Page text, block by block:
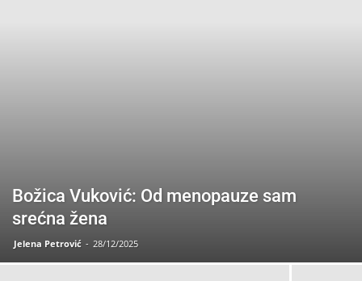
Božica Vuković: Od menopauze sam
srećna žena
Jelena Petrović - 28/12/2025